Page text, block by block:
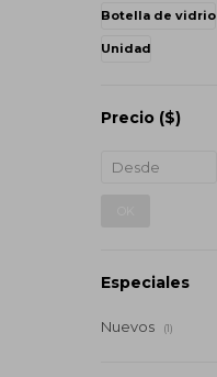
Botella de vidrio
Unidad
Precio ($)
Especiales
Nuevos (1)